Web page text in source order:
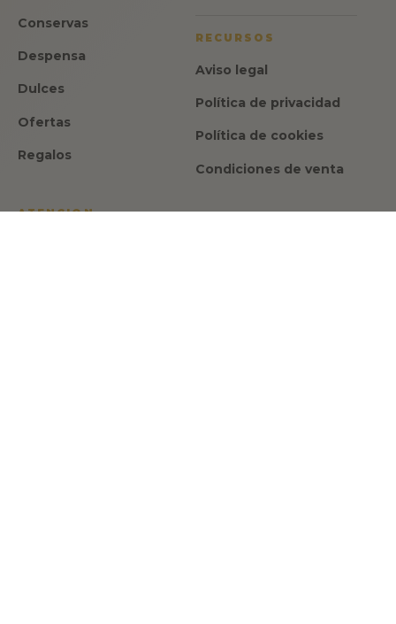
Conservas
Despensa
Dulces
Ofertas
Regalos
RECURSOS
Aviso legal
Política de privacidad
Política de cookies
Condiciones de venta
ATENCION